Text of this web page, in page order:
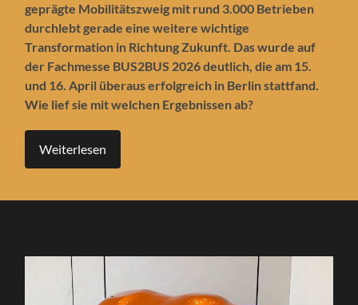
geprägte Mobilitätszweig mit rund 3.000 Betrieben
durchlebt gerade eine weitere wichtige
Transformation in Richtung Zukunft. Das wurde auf
der Fachmesse BUS2BUS 2026 deutlich, die am 15.
und 16. April überaus erfolgreich in Berlin stattfand.
Wie lief sie mit welchen Ergebnissen ab?
Weiterlesen